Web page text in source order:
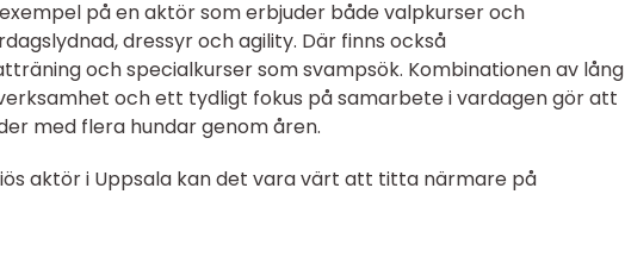
på en aktör som erbjuder både valpkurser och
dressyr och agility. Där finns också
och specialkurser som svampsök. Kombinationen av lång
och ett tydligt fokus på samarbete i vardagen gör att
med flera hundar genom åren.
aktör i Uppsala kan det vara värt att titta närmare på